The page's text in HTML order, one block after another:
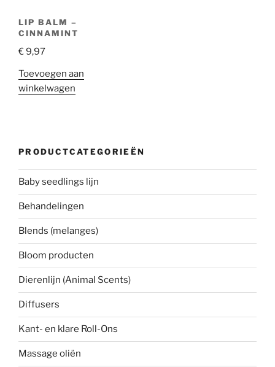
LIP BALM –
CINNAMINT
€9,97
Toevoegen aan
winkelwagen
PRODUCTCATEGORIEËN
Baby seedlings lijn
Behandelingen
Blends (melanges)
Bloom producten
Dierenlijn (Animal Scents)
Diffusers
Kant- en klare Roll-Ons
Massage oliën